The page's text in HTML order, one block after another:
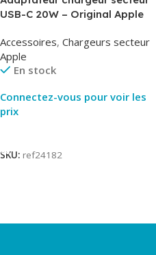
USB-C 20W – Original Apple
Accessoires, Chargeurs secteur
Apple
En stock
Connectez-vous pour voir les
prix
SKU: ref24182